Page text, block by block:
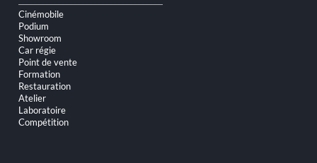
Cinémobile
Podium
Showroom
Car régie
Point de vente
Formation
Restauration
Atelier
Laboratoire
Compétition